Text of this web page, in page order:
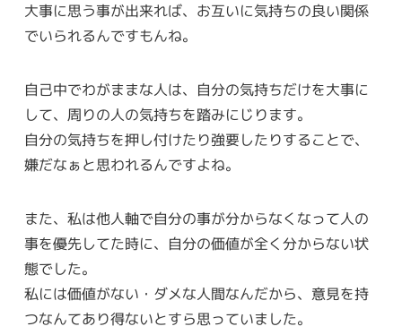
大事に思う事が出来れば、お互いに気持ちの良い関係
でいられるんですもんね。
自己中でわがままな人は、自分の気持ちだけを大事に
して、周りの人の気持ちを踏みにじります。
自分の気持ちを押し付けたり強要したりすることで、
嫌だなぁと思われるんですよね。
また、私は他人軸で自分の事が分からなくなって人の
事を優先してた時に、自分の価値が全く分からない状
態でした。
私には価値がない・ダメな人間なんだから、意見を持
つなんてあり得ないとすら思っていました。